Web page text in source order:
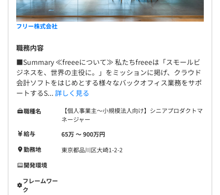
られます。
◆ユーザーにとって本質的に価値があると自信をもって言
えることをする。
◆まず、手を動かしアウトプットする。進めながら考え
る。
◆高い目標を持つ。達成するためにチームでベストをつく
す。
るように。
フリー株式会社
職務内容
■Summary ≪freeeについて≫ 私たちfreeeは「スモールビ
ジネスを、世界の主役に。」をミッションに掲げ、クラウド
会計ソフトをはじめとする様々なバックオフィス業務をサポ
ートするS... 詳しく見る
職種名
【個人事業主〜小規模法人向け】シニアプロダクトマ
ネージャー
給与
65万 〜 900万円
勤務地
東京都品川区大崎1-2-2
開発環境
フレームワー
ク